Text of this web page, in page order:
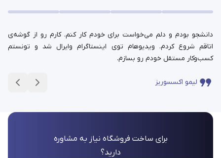
دانشجو بودم و دلم می‌خواست برای خودم کار کنم. کارم رو از گوشه‌ی
اتاقم شروع کردم. ویدیوهام توی اینستاگرام وایرال شد و تونستم
کسب‌وکار مستقل خودم رو بسازم.
لیمو اکسسوریز
برای ساخت فروشگاه نیاز به مشاوره
دارید؟